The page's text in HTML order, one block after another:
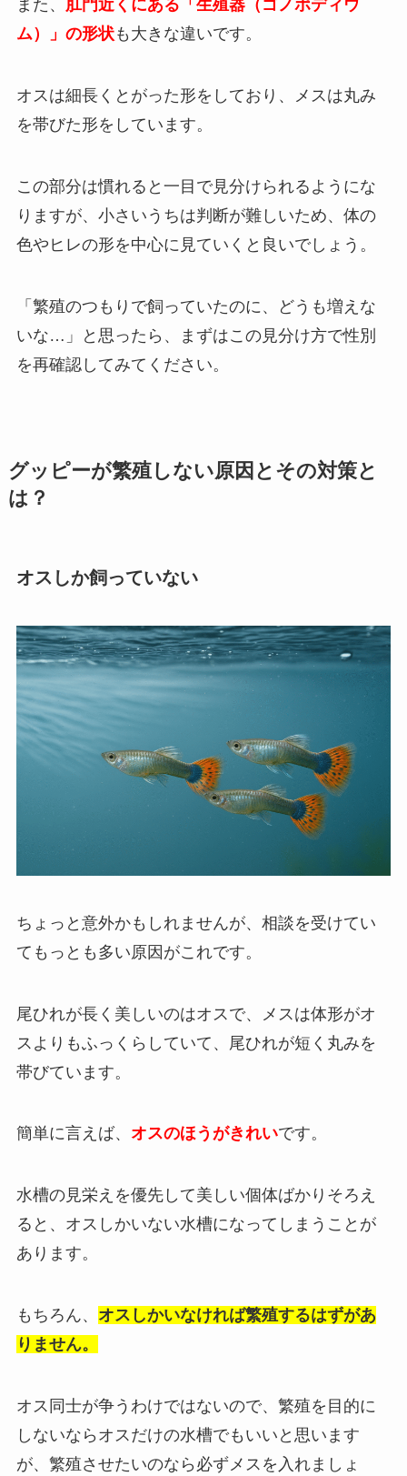
また、 肛門近くにある「生殖器（ゴノポディウ
ム）」の形状も大きな違いです。
オスは細長くとがった形をしており、メスは丸み
を帯びた形をしています。
この部分は慣れると一目で見分けられるようにな
りますが、小さいうちは判断が難しいため、体の
色やヒレの形を中心に見ていくと良いでしょう。
「繁殖のつもりで飼っていたのに、どうも増えな
いな…」と思ったら、まずはこの見分け方で性別
を再確認してみてください。
グッピーが繁殖しない原因とその対策と
は？
オスしか飼っていない
ちょっと意外かもしれませんが、相談を受けてい
てもっとも多い原因がこれです。
尾ひれが長く美しいのはオスで、メスは体形がオ
スよりもふっくらしていて、尾ひれが短く丸みを
帯びています。
簡単に言えば、 オスのほうがきれいです。
水槽の見栄えを優先して美しい個体ばかりそろえ
ると、オスしかいない水槽になってしまうことが
あります。
もちろん、 オスしかいなければ繁殖するはずがあ
りません。
オス同士が争うわけではないので、繁殖を目的に
しないならオスだけの水槽でもいいと思います
が、繁殖させたいのなら必ずメスを入れましょ